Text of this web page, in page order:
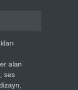
alan
ses